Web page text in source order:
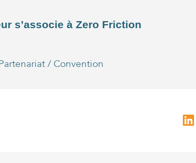
s’associe à Zero Friction
/ Convention